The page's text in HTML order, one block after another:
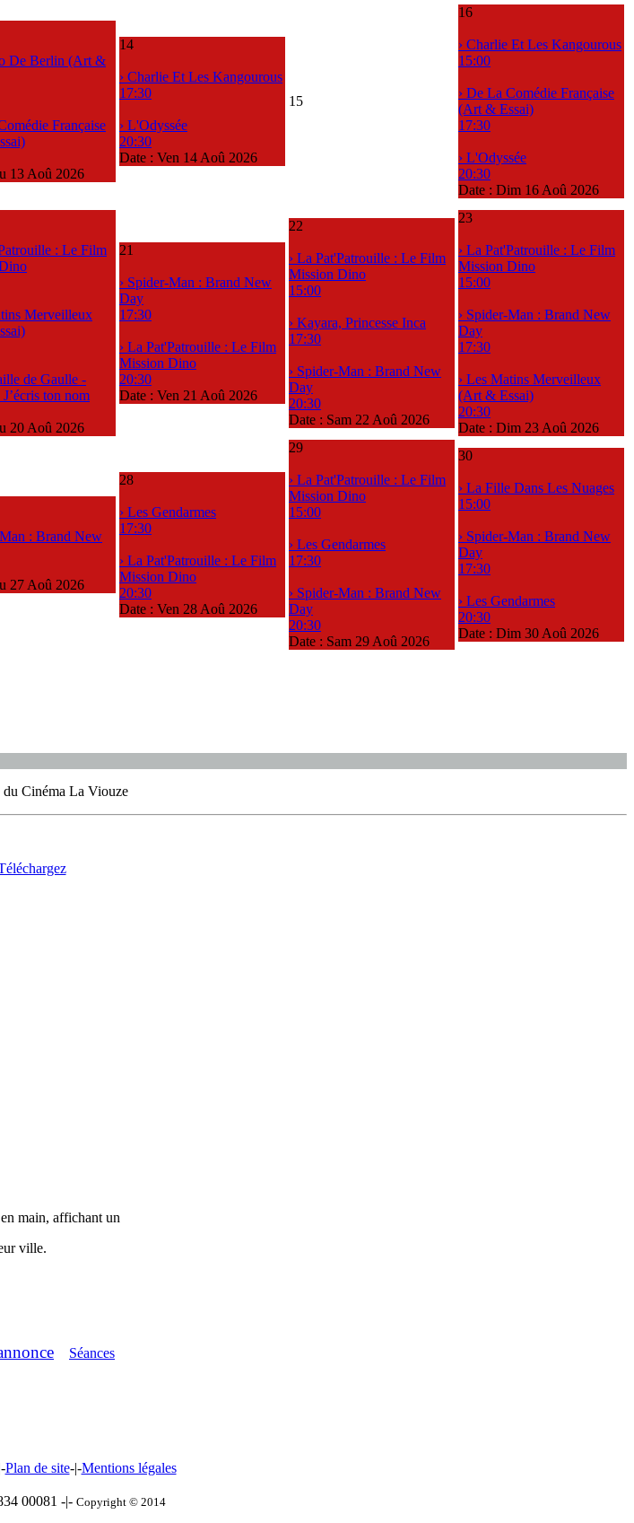
De Berlin (Art &
Française
13 Aoû 2026
14
› Charlie Et Les Kangourous
17:30
› L'Odyssée
20:30
Date : Ven 14 Aoû 2026
15
16
› Charlie Et Les Kangourous
15:00
› De La Comédie Française
(Art & Essai)
17:30
› L'Odyssée
20:30
Date : Dim 16 Aoû 2026
: Le Film
Merveilleux
de Gaulle -
ton nom
20 Aoû 2026
21
› Spider-Man : Brand New
Day
17:30
› La Pat'Patrouille : Le Film
Mission Dino
20:30
Date : Ven 21 Aoû 2026
22
› La Pat'Patrouille : Le Film
Mission Dino
15:00
› Kayara, Princesse Inca
17:30
› Spider-Man : Brand New
Day
20:30
Date : Sam 22 Aoû 2026
23
› La Pat'Patrouille : Le Film
Mission Dino
15:00
› Spider-Man : Brand New
Day
17:30
› Les Matins Merveilleux
(Art & Essai)
20:30
Date : Dim 23 Aoû 2026
: Brand New
27 Aoû 2026
28
› Les Gendarmes
17:30
› La Pat'Patrouille : Le Film
Mission Dino
20:30
Date : Ven 28 Aoû 2026
29
› La Pat'Patrouille : Le Film
Mission Dino
15:00
› Les Gendarmes
17:30
› Spider-Man : Brand New
Day
20:30
Date : Sam 29 Aoû 2026
30
› La Fille Dans Les Nuages
15:00
› Spider-Man : Brand New
Day
17:30
› Les Gendarmes
20:30
Date : Dim 30 Aoû 2026
du Cinéma La Viouze
main, affichant un
ville.
Séances
Plan de site-|-Mentions légales
00081 -|- Copyright © 2014